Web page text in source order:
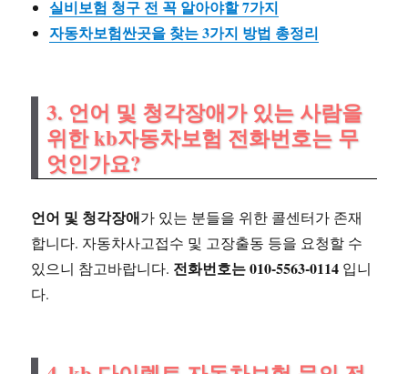
실비보험 청구 전 꼭 알아야할 7가지
자동차보험싼곳을 찾는 3가지 방법 총정리
3. 언어 및 청각장애가 있는 사람을
위한 kb자동차보험 전화번호는 무
엇인가요?
언어 및 청각장애가 있는 분들을 위한 콜센터가 존재
합니다. 자동차사고접수 및 고장출동 등을 요청할 수
있으니 참고바랍니다. 전화번호는 010-5563-0114 입니
다.